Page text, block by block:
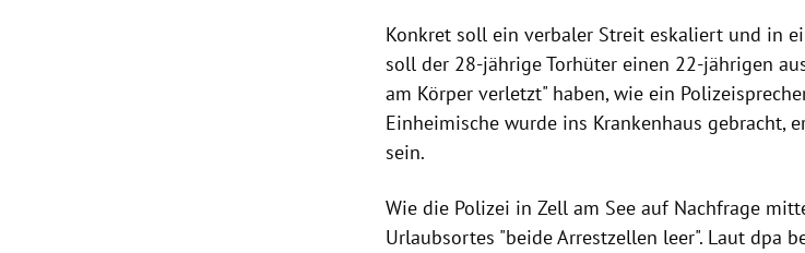
Konkret soll ein verbaler Streit eskaliert und in
soll der 28-jährige Torhüter einen 22-jährigen
am Körper verletzt" haben, wie ein
Einheimische wurde ins Krankenhaus gebracht,
sein.
Wie die Polizei in Zell am See auf Nachfrage
Urlaubsortes "beide Arrestzellen leer". Laut dpa